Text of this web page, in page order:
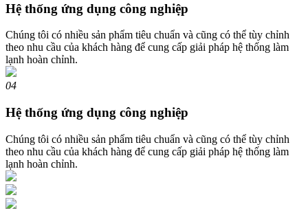
Hệ thống ứng dụng công nghiệp
Chúng tôi có nhiều sản phẩm tiêu chuẩn và cũng có thể tùy chỉnh
theo nhu cầu của khách hàng để cung cấp giải pháp hệ thống làm
lạnh hoàn chỉnh.
04
Hệ thống ứng dụng công nghiệp
Chúng tôi có nhiều sản phẩm tiêu chuẩn và cũng có thể tùy chỉnh
theo nhu cầu của khách hàng để cung cấp giải pháp hệ thống làm
lạnh hoàn chỉnh.